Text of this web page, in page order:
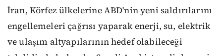
İran, Körfez ülkelerine ABD'nin yeni saldırılarını
engellemeleri çağrısı yaparak enerji, su, elektrik
ve ulaşım altyapılarının hedef olabileceği